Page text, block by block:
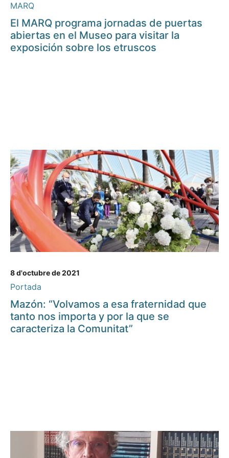
MARQ
El MARQ programa jornadas de puertas
abiertas en el Museo para visitar la
exposición sobre los etruscos
8 d'octubre de 2021
Portada
Mazón: “Volvamos a esa fraternidad que
tanto nos importa y por la que se
caracteriza la Comunitat”